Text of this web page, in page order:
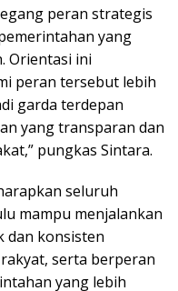
peran strategis
yang
Orientasi ini
peran tersebut lebih
garda terdepan
yang transparan dan
pungkas Sintara.
seluruh
mampu menjalankan
dan konsisten
serta berperan
yang lebih